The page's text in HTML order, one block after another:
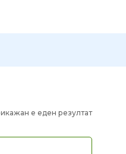
е еден резултат